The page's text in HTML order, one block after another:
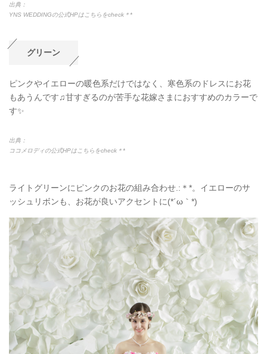
出典：
YNS WEDDINGの公式HPはこちらをcheck＊*
グリーン
ピンクやイエローの暖色系だけではなく、寒色系のドレスにお花
もあうんです♫甘すぎるのが苦手な花嫁さまにおすすめのカラーで
す✨
出典：
ココメロディの公式HPはこちらをcheck＊*
ライトグリーンにピンクのお花の組み合わせ.:＊*。イエローのサ
ッシュリボンも、お花が良いアクセントに(*´ω｀*)